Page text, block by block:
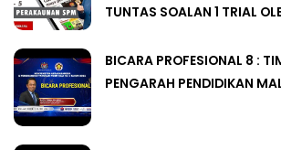
TUNTAS SOALAN 1 TRIAL
BICARA PROFESIONAL 8 :
PENGARAH PENDIDIKAN